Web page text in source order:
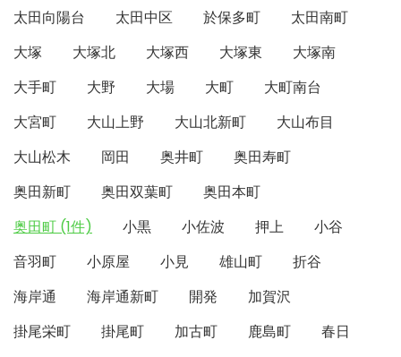
太田向陽台
太田中区 於保多町
太田南町
大塚
大塚北 大塚西 大塚東
大塚南
大手町
大野 大場 大町
大町南台
大宮町
大山上野 大山北新町
大山布目
大山松木
岡田 奥井町
奥田寿町
奥田新町
奥田双葉町
奥田本町
奥田町 (1件)
小黒 小佐波 押上
小谷
音羽町
小原屋 小見 雄山町
折谷
海岸通
海岸通新町 開発
加賀沢
掛尾栄町
掛尾町 加古町 鹿島町
春日